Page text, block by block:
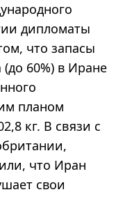
дипломаты
что запасы
60%) в Иране
планом
кг. В связи с
что Иран
свои